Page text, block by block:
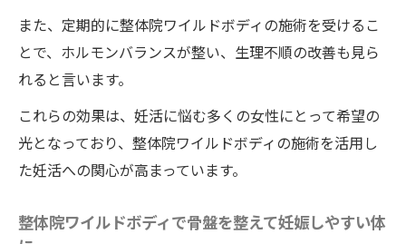
組み合わせによる妊活支援
骨盤股間に効く整体院ワイルドボディの施術で
妊娠しやすい体質へと導く方法
骨盤矯正の重要性と整体院ワイルドボディ
のアプローチ
整体院ワイルドボディの施術による骨盤股
間へのアプローチ
また、定期的に整体院ワイルドボディの施術を受けるこ
とで、ホルモンバランスが整い、生理不順の改善も見ら
れると言います。
これらの効果は、妊活に悩む多くの女性にとって希望の
光となっており、整体院ワイルドボディの施術を活用し
た妊活への関心が高まっています。
整体院ワイルドボディで骨盤を整えて妊娠しやすい体